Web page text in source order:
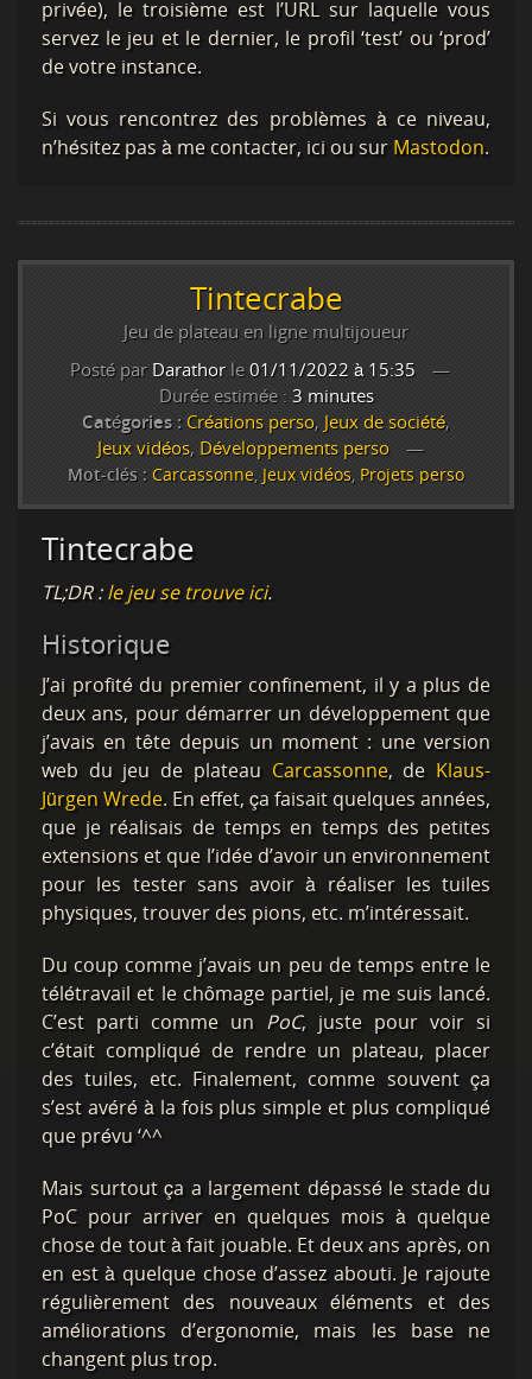
privée), le troisième est l’URL sur laquelle vous
servez le jeu et le dernier, le profil ‘test’ ou ‘prod’
de votre instance.
Si vous rencontrez des problèmes à ce niveau,
n’hésitez pas à me contacter, ici ou sur Mastodon.
Tintecrabe
Jeu de plateau en ligne multijoueur
Posté par Darathorle01/11/2022 à 15:35
Durée estimée : 3 minutes
Catégories : Créations perso, Jeux de société,
Jeux vidéos, Développements perso
Mot-clés : Carcassonne, Jeux vidéos, Projets perso
Tintecrabe
TL;DR :le jeu se trouve ici.
Historique
J’ai profité du premier confinement, il y a plus de
deux ans, pour démarrer un développement que
j’avais en tête depuis un moment : une version
web du jeu de plateau Carcassonne, de Klaus-
Jürgen Wrede. En effet, ça faisait quelques années,
que je réalisais de temps en temps des petites
extensions et que l’idée d’avoir un environnement
pour les tester sans avoir à réaliser les tuiles
physiques, trouver des pions, etc. m’intéressait.
Du coup comme j’avais un peu de temps entre le
télétravail et le chômage partiel, je me suis lancé.
C’est parti comme un PoC, juste pour voir si
c’était compliqué de rendre un plateau, placer
des tuiles, etc. Finalement, comme souvent ça
s’est avéré à la fois plus simple et plus compliqué
que prévu ‘^^
Mais surtout ça a largement dépassé le stade du
PoC pour arriver en quelques mois à quelque
chose de tout à fait jouable. Et deux ans après, on
en est à quelque chose d’assez abouti. Je rajoute
régulièrement des nouveaux éléments et des
améliorations d’ergonomie, mais les base ne
changent plus trop.